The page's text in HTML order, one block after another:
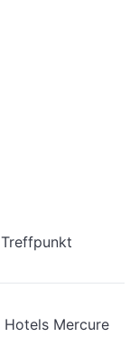
Mercure